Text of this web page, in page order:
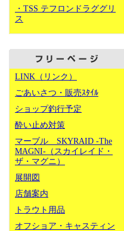
・TSS テフロンドラググリ
ス
LINK（リンク）
ごあいさつ・販売ｽﾀｲﾙ
ショップ釣行予定
酔い止め対策
マーブル SKYRAID -The
MAGNI-（スカイレイド・
ザ・マグニ）
展開図
店舗案内
トラウト用品
オフショア・キャスティン